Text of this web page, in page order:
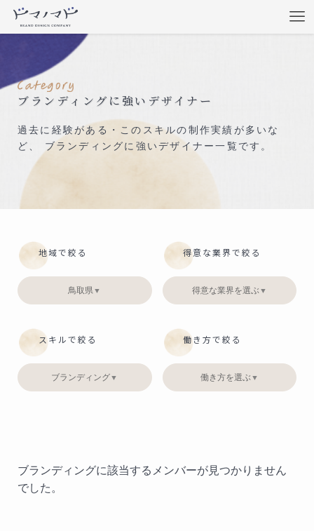
ブランディングに強いデザイナー
過去に経験がある・このスキルの制作実績が多いな
ど、 ブランディングに強いデザイナー一覧です。
地域で絞る
鳥取県 ▼
得意な業界で絞る
得意な業界を選ぶ ▼
スキルで絞る
ブランディング▼
働き方で絞る
働き方を選ぶ ▼
ブランディングに該当するメンバーが見つかりません
でした。